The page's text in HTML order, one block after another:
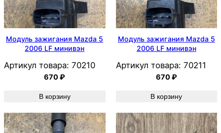
Модуль зажигания Mazda 5
2006 LF минивэн
Артикул товара: 70210
670₽
В корзину
Модуль зажигания Mazda 5
2006 LF минивэн
Артикул товара: 70211
670₽
В корзину